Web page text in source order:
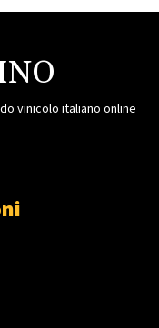
vinicolo italiano online